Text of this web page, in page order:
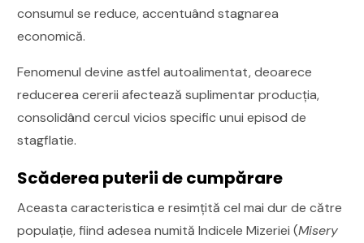
consumul se reduce, accentuând stagnarea
economică.
Fenomenul devine astfel autoalimentat, deoarece
reducerea cererii afectează suplimentar producția,
consolidând cercul vicios specific unui episod de
stagflatie.
Scăderea puterii de cumpărare
Aceasta caracteristica e resimțită cel mai dur de către
populație, fiind adesea numită Indicele Mizeriei (Misery